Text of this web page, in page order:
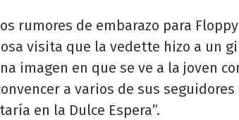
rumores de embarazo para
visita que la vedette hizo a un
imagen en que se ve a la joven
a varios de sus
en la Dulce Espera”.